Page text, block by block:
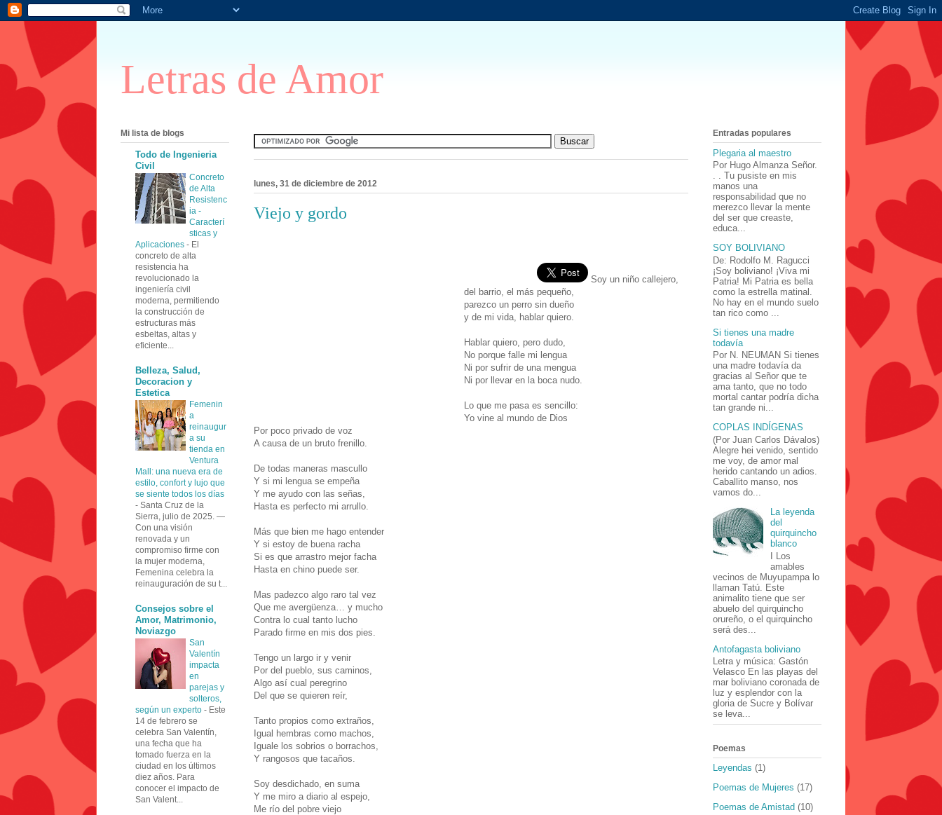
Letras de Amor
lunes, 31 de diciembre de 2012
Viejo y gordo
Soy un niño callejero,
del barrio, el más pequeño,
parezco un perro sin dueño
y de mi vida, hablar quiero.
Hablar quiero, pero dudo,
No porque falle mi lengua
Ni por sufrir de una mengua
Ni por llevar en la boca nudo.
Lo que me pasa es sencillo:
Yo vine al mundo de Dios
Por poco privado de voz
A causa de un bruto frenillo.
De todas maneras mascullo
Y si mi lengua se empeña
Y me ayudo con las señas,
Hasta es perfecto mi arrullo.
Más que bien me hago entender
Y si estoy de buena racha
Si es que arrastro mejor facha
Hasta en chino puede ser.
Mas padezco algo raro tal vez
Que me avergüenza… y mucho
Contra lo cual tanto lucho
Parado firme en mis dos pies.
Tengo un largo ir y venir
Por del pueblo, sus caminos,
Algo así cual peregrino
Del que se quieren reír,
Tanto propios como extraños,
Igual hembras como machos,
Iguale los sobrios o borrachos,
Y rangosos que tacaños.
Soy desdichado, en suma
Y me miro a diario al espejo,
Me río del pobre viejo
Mi lista de blogs
Todo de Ingenieria
Civil
Concreto
de Alta
Resistenc
ia -
Caracterí
sticas y
Aplicaciones - El
concreto de alta
resistencia ha
revolucionado la
ingeniería civil
moderna, permitiendo
la construcción de
estructuras más
esbeltas, altas y
eficiente...
Belleza, Salud,
Decoracion y
Estetica
Femenin
a
reinaugur
a su
tienda en
Ventura
Mall: una nueva era de
estilo, confort y lujo que
se siente todos los días
- Santa Cruz de la
Sierra, julio de 2025. —
Con una visión
renovada y un
compromiso firme con
la mujer moderna,
Femenina celebra la
reinauguración de su t...
Consejos sobre el
Amor, Matrimonio,
Noviazgo
San
Valentín
impacta
en
parejas y
solteros,
según un experto - Este
14 de febrero se
celebra San Valentín,
una fecha que ha
tomado fuerza en la
ciudad en los últimos
diez años. Para
conocer el impacto de
San Valent...
Entradas populares
Plegaria al maestro
Por Hugo Almanza Señor.
. . Tu pusiste en mis
manos una
responsabilidad que no
merezco llevar la mente
del ser que creaste,
educa...
SOY BOLIVIANO
De: Rodolfo M. Ragucci
¡Soy boliviano! ¡Viva mi
Patria! Mi Patria es bella
como la estrella matinal.
No hay en el mundo suelo
tan rico como ...
Si tienes una madre
todavía
Por N. NEUMAN Si tienes
una madre todavía da
gracias al Señor que te
ama tanto, que no todo
mortal cantar podría dicha
tan grande ni...
COPLAS INDÍGENAS
(Por Juan Carlos Dávalos)
Alegre hei venido, sentido
me voy, de amor mal
herido cantando un adios.
Caballito manso, nos
vamos do...
La leyenda
del
quirquincho
blanco
I Los
amables
vecinos de Muyupampa lo
llaman Tatú. Este
animalito tiene que ser
abuelo del quirquincho
orureño, o el quirquincho
será des...
Antofagasta boliviano
Letra y música: Gastón
Velasco En las playas del
mar boliviano coronada de
luz y esplendor con la
gloria de Sucre y Bolívar
se leva...
Poemas
Leyendas (1)
Poemas de Mujeres (17)
Poemas de Amistad (10)